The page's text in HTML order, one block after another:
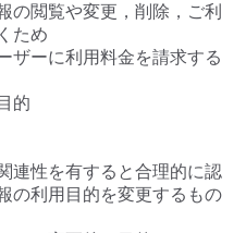
の閲覧や変更，削除，ご利
ため
ザーに利用料金を請求する
的
連性を有すると合理的に認
の利用目的を変更するもの